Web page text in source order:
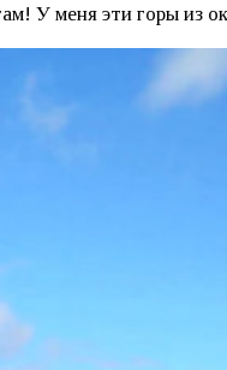
У меня эти горы из